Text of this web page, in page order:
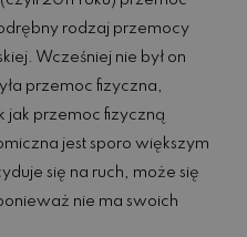
rodzaj przemocy
Wcześniej nie był on
przemoc fizyczna,
jak przemoc fizyczną
jest sporo większym
się na ruch, może się
nie ma swoich